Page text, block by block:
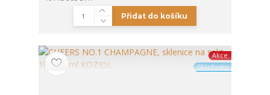
Přidat do košíku
Akce
Skladovky